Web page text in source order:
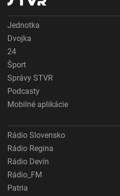
Jednotka
Dvojka
24
Šport
Správy STVR
Podcasty
Mobilné aplikácie
Rádio Slovensko
Rádio Regina
Rádio Devín
Rádio_FM
Patria